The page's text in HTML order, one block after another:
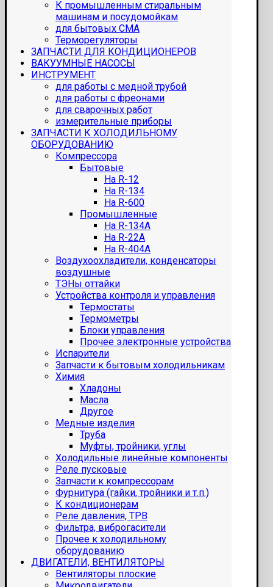
К промышленным стиральным
машинам и посудомойкам
для бытовых СМА
Терморегуляторы
ЗАПЧАСТИ ДЛЯ КОНДИЦИОНЕРОВ
ВАКУУМНЫЕ НАСОСЫ
ИНСТРУМЕНТ
для работы с медной трубой
для работы с фреонами
для сварочных работ
измерительные приборы
ЗАПЧАСТИ К ХОЛОДИЛЬНОМУ
ОБОРУДОВАНИЮ
Компрессора
Бытовые
На R-12
На R-134
На R-600
Промышленные
На R-134A
На R-22A
На R-404A
Воздухоохладители, конденсаторы
воздушные
ТЭНы оттайки
Устройства контроля и управления
Термостаты
Термометры
Блоки управления
Прочее электронные устройства
Испарители
Запчасти к бытовым холодильникам
Химия
Хладоны
Масла
Другое
Медные изделия
Труба
Муфты, тройники, углы
Холодильные линейные компоненты
Реле пусковые
Запчасти к компрессорам
Фурнитура (гайки, тройники и т.п.)
К кондиционерам
Реле давления, ТРВ
Фильтра, виброгасители
Прочее к холодильному
оборудованию
ДВИГАТЕЛИ, ВЕНТИЛЯТОРЫ
Вентиляторы плоские